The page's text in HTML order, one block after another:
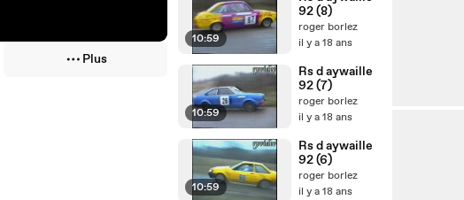
Plus
10:59
92 (8)
roger borlez
il y a 18 ans
10:59
Rs d aywaille
92 (7)
roger borlez
il y a 18 ans
10:59
Rs d aywaille
92 (6)
roger borlez
il y a 18 ans